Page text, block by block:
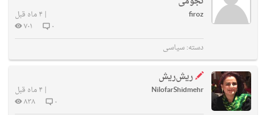
firoz
| ۴ ماه قبل
۰
۷۰۱
دسته:سیاسی
ریش‌ریش
NilofarShidmehr
| ۴ ماه قبل
۰
۸۳۸